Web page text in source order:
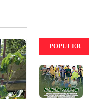
POPULER